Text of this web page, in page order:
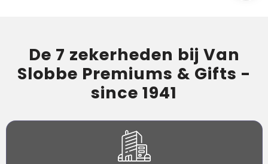
De 7 zekerheden bij Van
Slobbe Premiums & Gifts -
since 1941